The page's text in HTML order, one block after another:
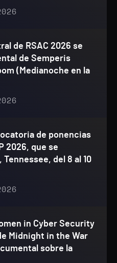
de RSAC 2026 se
de Semperis
(Medianoche en la
de ponencias
2026, que se
del 8 al 10
in Cyber Security
Midnight in the War
sobre la